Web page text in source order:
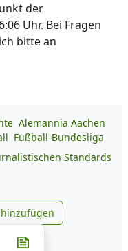
der
Uhr. Bei Fragen
bitte an
Alemannia Aachen
Fußball-Bundesliga
Standards
zu Google
auf Whatsapp
Teilen auf Telegram
teilen
Post auf X